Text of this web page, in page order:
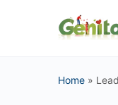
Home »